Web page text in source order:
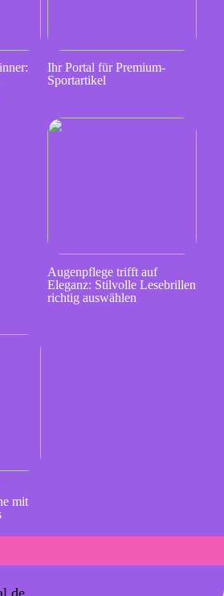
Ihr Portal für Premium-
Sportartikel
Augenpflege trifft auf
Eleganz: Stilvolle Lesebrillen
richtig auswählen
mit